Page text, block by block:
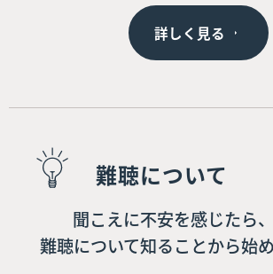
詳しく見る
難聴について
聞こえに不安を感じたら
難聴について知ることから始め